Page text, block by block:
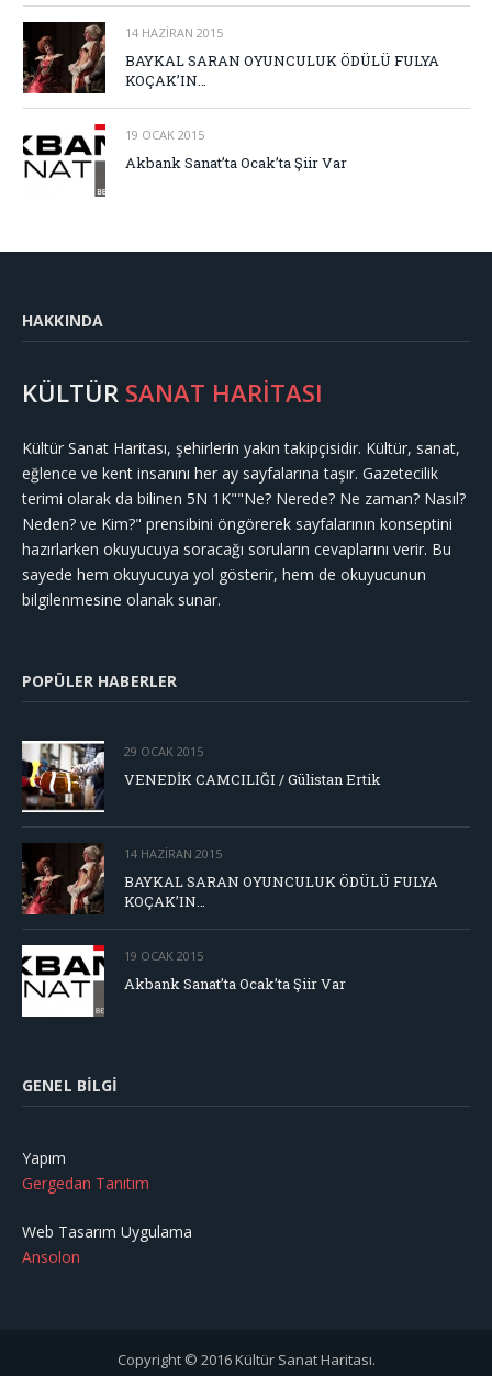
14 HAZIRAN 2015
BAYKAL SARAN OYUNCULUK ÖDÜLÜ FULYA
KOÇAK’IN…
19 OCAK 2015
Akbank Sanat’ta Ocak’ta Şiir Var
HAKKINDA
KÜLTÜR SANAT HARİTASI
Kültür Sanat Haritası, şehirlerin yakın takipçisidir. Kültür, sanat,
eğlence ve kent insanını her ay sayfalarına taşır. Gazetecilik
terimi olarak da bilinen 5N 1K""Ne? Nerede? Ne zaman? Nasıl?
Neden? ve Kim?" prensibini öngörerek sayfalarının konseptini
hazırlarken okuyucuya soracağı soruların cevaplarını verir. Bu
sayede hem okuyucuya yol gösterir, hem de okuyucunun
bilgilenmesine olanak sunar.
POPÜLER HABERLER
29 OCAK 2015
VENEDİK CAMCILIĞI / Gülistan Ertik
14 HAZIRAN 2015
BAYKAL SARAN OYUNCULUK ÖDÜLÜ FULYA
KOÇAK’IN…
19 OCAK 2015
Akbank Sanat’ta Ocak’ta Şiir Var
GENEL BILGI
Yapım
Gergedan Tanıtım
Web Tasarım Uygulama
Ansolon
Copyright © 2016 Kültür Sanat Haritası.